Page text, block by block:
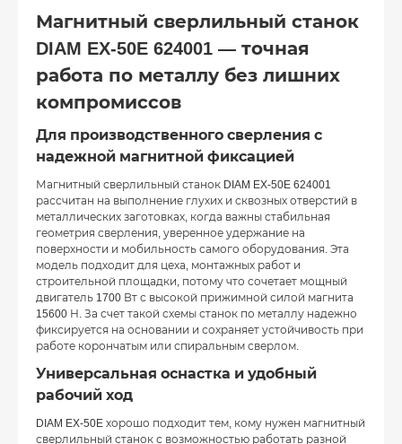
Магнитный сверлильный станок
DIAM EX-50E 624001 — точная
работа по металлу без лишних
компромиссов
Для производственного сверления с
надежной магнитной фиксацией
Магнитный сверлильный станок DIAM EX-50E 624001
рассчитан на выполнение глухих и сквозных отверстий в
металлических заготовках, когда важны стабильная
геометрия сверления, уверенное удержание на
поверхности и мобильность самого оборудования. Эта
модель подходит для цеха, монтажных работ и
строительной площадки, потому что сочетает мощный
двигатель 1700 Вт с высокой прижимной силой магнита
15600 Н. За счет такой схемы станок по металлу надежно
фиксируется на основании и сохраняет устойчивость при
работе корончатым или спиральным сверлом.
Универсальная оснастка и удобный
рабочий ход
DIAM EX-50E хорошо подходит тем, кому нужен магнитный
сверлильный станок с возможностью работать разной